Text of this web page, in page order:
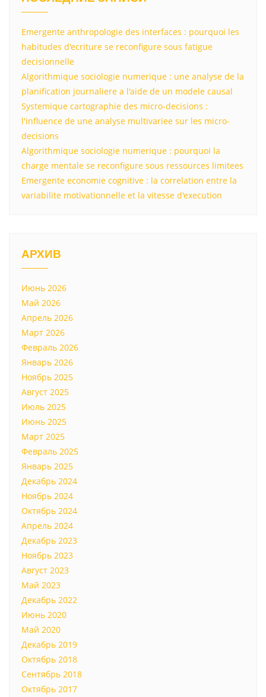
Emergente anthropologie des interfaces : pourquoi les
habitudes d'ecriture se reconfigure sous fatigue
decisionnelle
Algorithmique sociologie numerique : une analyse de la
planification journaliere a l'aide de un modele causal
Systemique cartographie des micro-decisions :
l'influence de une analyse multivariee sur les micro-
decisions
Algorithmique sociologie numerique : pourquoi la
charge mentale se reconfigure sous ressources limitees
Emergente economie cognitive : la correlation entre la
variabilite motivationnelle et la vitesse d'execution
АРХИВ
Июнь 2026
Май 2026
Апрель 2026
Март 2026
Февраль 2026
Январь 2026
Ноябрь 2025
Август 2025
Июль 2025
Июнь 2025
Март 2025
Февраль 2025
Январь 2025
Декабрь 2024
Ноябрь 2024
Октябрь 2024
Апрель 2024
Декабрь 2023
Ноябрь 2023
Август 2023
Май 2023
Декабрь 2022
Июнь 2020
Май 2020
Декабрь 2019
Октябрь 2018
Сентябрь 2018
Октябрь 2017